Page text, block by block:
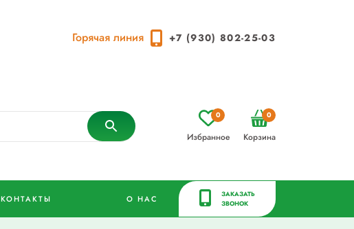
Горячая линия +7 (930) 802-25-03
Избранное
0
Корзина
0
КОНТАКТЫ О НАС
ЗАКАЗАТЬ
ЗВОНОК